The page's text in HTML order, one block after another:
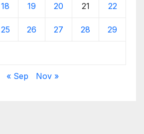
18 19 20 21 22
25 26 27 28 29
« Sep Nov »